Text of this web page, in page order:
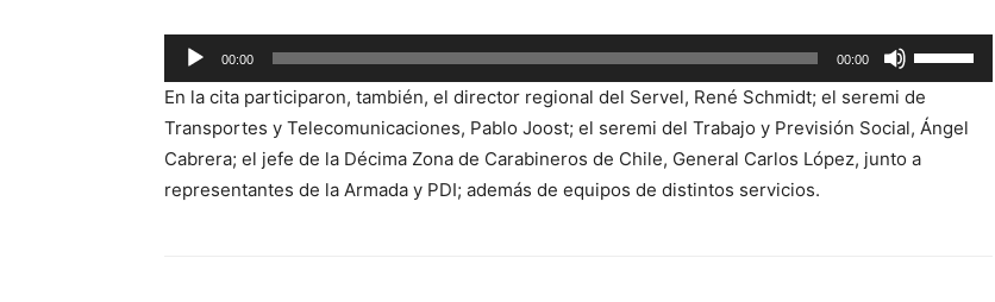
arriba/abajo
para
aumentar
disminuir
Reproductor
de
audio
00:00 00:00
las
teclas
de
flecha
En la cita participaron, también, el director regional del Servel, René Schmidt; el seremi de
Transportes y Telecomunicaciones, Pablo Joost; el seremi del Trabajo y Previsión Social, Ángel
Cabrera; el jefe de la Décima Zona de Carabineros de Chile, General Carlos López, junto a
representantes de la Armada y PDI; además de equipos de distintos servicios.